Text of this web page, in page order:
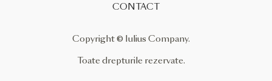
CONTACT
Copyright © Iulius Company.
Toate drepturile rezervate.